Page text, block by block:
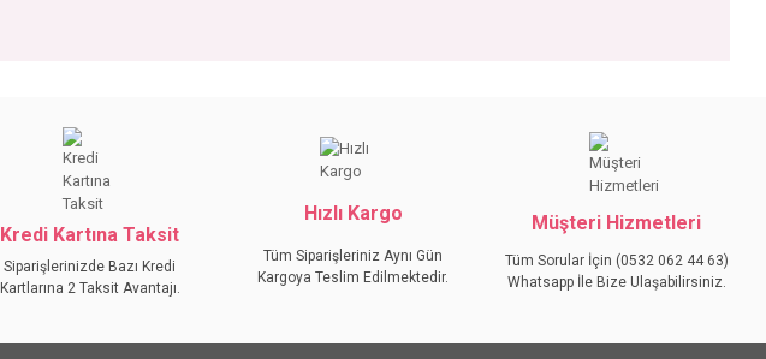
Kredi Kartına Taksit
Siparişlerinizde Bazı Kredi
Kartlarına 2 Taksit Avantajı.
Hızlı Kargo
Tüm Siparişleriniz Aynı Gün
Kargoya Teslim Edilmektedir.
Müşteri Hizmetleri
Tüm Sorular İçin (0532 062 44 63)
Whatsapp İle Bize Ulaşabilirsiniz.